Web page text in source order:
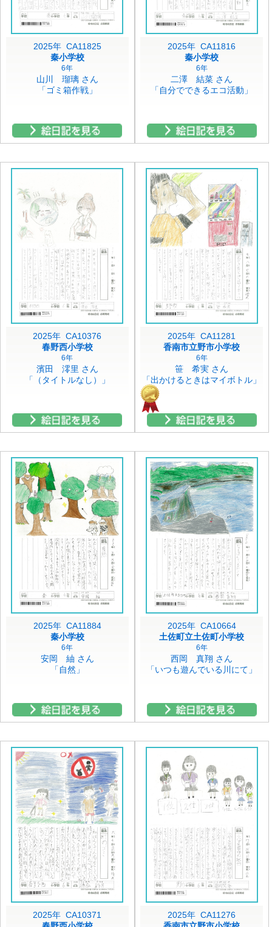
2025年 CA11825
秦小学校
6年
山川 瑠璃 さん
「ゴミ箱作戦」
2025年 CA11816
秦小学校
6年
二澤 結菜 さん
「自分でできるエコ活動」
2025年 CA10376
春野西小学校
6年
濱田 澪里 さん
「（タイトルなし）」
2025年 CA11281
香南市立野市小学校
6年
笹 希実 さん
「出かけるときはマイボトル」
2025年 CA11884
秦小学校
6年
安岡 紬 さん
「自然」
2025年 CA10664
土佐町立土佐町小学校
6年
西岡 真翔 さん
「いつも遊んでいる川にて」
2025年 CA10371
2025年 CA11276